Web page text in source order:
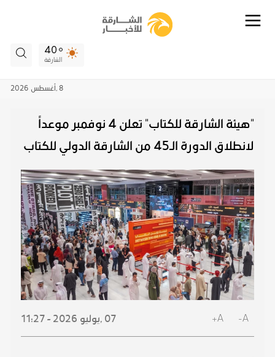
40
الشارقة
8 , أغسطس 2026
"هيئة الشارقة للكتاب" تعلن 4 نوفمبر موعداً
لانطلاق الدورة الـ45 من الشارقة الدولي للكتاب
A-
A+
07 , يوليو 2026 - 11:27